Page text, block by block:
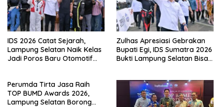
IDS 2026 Catat Sejarah,
Lampung Selatan Naik Kelas
Jadi Poros Baru Otomotif
Zulhas Apresiasi Gebrakan
Bupati Egi, IDS Sumatra 2026
Bukti Lampung Selatan Bisa
Perumda Tirta Jasa Raih
TOP BUMD Awards 2026,
Lampung Selatan Borong